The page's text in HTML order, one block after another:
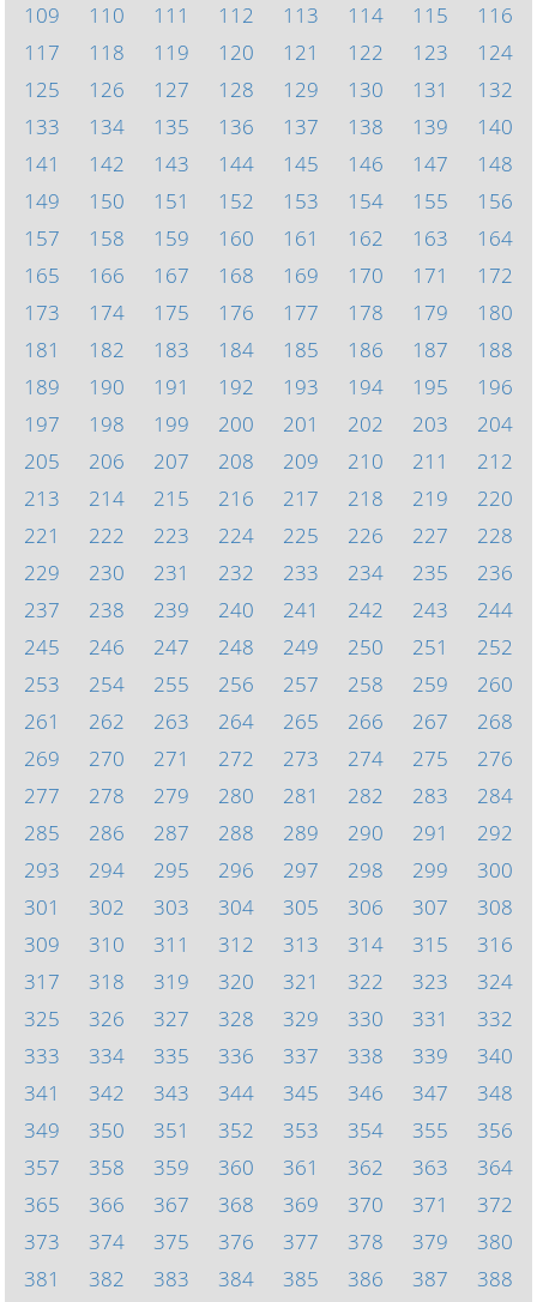
109
110 111 112 113 114 115
116
117
118 119 120 121 122 123
124
125
126 127 128 129 130 131
132
133
134 135 136 137 138 139
140
141
142 143 144 145 146 147
148
149
150 151 152 153 154 155
156
157
158 159 160 161 162 163
164
165
166 167 168 169 170 171
172
173
174 175 176 177 178 179
180
181
182 183 184 185 186 187
188
189
190 191 192 193 194 195
196
197
198 199 200 201 202 203
204
205
206 207 208 209 210 211
212
213
214 215 216 217 218 219
220
221
222 223 224 225 226 227
228
229
230 231 232 233 234 235
236
237
238 239 240 241 242 243
244
245
246 247 248 249 250 251
252
253
254 255 256 257 258 259
260
261
262 263 264 265 266 267
268
269
270 271 272 273 274 275
276
277
278 279 280 281 282 283
284
285
286 287 288 289 290 291
292
293
294 295 296 297 298 299
300
301
302 303 304 305 306 307
308
309
310 311 312 313 314 315
316
317
318 319 320 321 322 323
324
325
326 327 328 329 330 331
332
333
334 335 336 337 338 339
340
341
342 343 344 345 346 347
348
349
350 351 352 353 354 355
356
357
358 359 360 361 362 363
364
365
366 367 368 369 370 371
372
373
374 375 376 377 378 379
380
381
382 383 384 385 386 387 388